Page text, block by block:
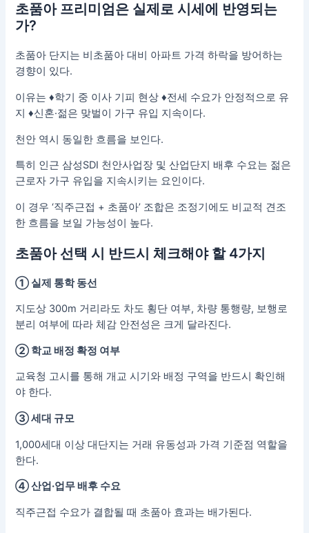
초품아 프리미엄은 실제로 시세에 반영되는
가?
초품아 단지는 비초품아 대비 아파트 가격 하락을 방어하는
경향이 있다.
이유는 ♦학기 중 이사 기피 현상 ♦전세 수요가 안정적으로 유
지 ♦신혼·젊은 맞벌이 가구 유입 지속이다.
천안 역시 동일한 흐름을 보인다.
특히 인근 삼성SDI 천안사업장 및 산업단지 배후 수요는 젊은
근로자 가구 유입을 지속시키는 요인이다.
이 경우 ‘직주근접 + 초품아’ 조합은 조정기에도 비교적 견조
한 흐름을 보일 가능성이 높다.
초품아 선택 시 반드시 체크해야 할 4가지
① 실제 통학 동선
지도상 300m 거리라도 차도 횡단 여부, 차량 통행량, 보행로
분리 여부에 따라 체감 안전성은 크게 달라진다.
② 학교 배정 확정 여부
교육청 고시를 통해 개교 시기와 배정 구역을 반드시 확인해
야 한다.
③ 세대 규모
1,000세대 이상 대단지는 거래 유동성과 가격 기준점 역할을
한다.
④ 산업·업무 배후 수요
직주근접 수요가 결합될 때 초품아 효과는 배가된다.